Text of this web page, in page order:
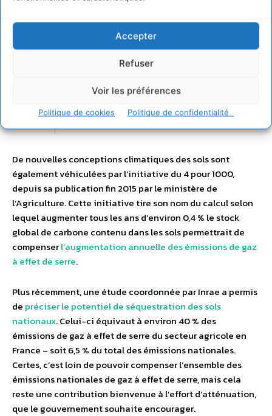
Accepter
Refuser
Voir les préférences
Politique de cookies Politique de confidentialité
De nouvelles conceptions climatiques des sols sont
également véhiculées par l’initiative du 4 pour 1000,
depuis sa publication fin 2015 par le ministère de
l’Agriculture. Cette initiative tire son nom du calcul selon
lequel augmenter tous les ans d’environ 0,4 % le stock
global de carbone contenu dans les sols permettrait de
compenserl’augmentation annuelle des émissions de gaz
à effet de serre.
Plus récemment, une étude coordonnée par Inrae a permis
de préciser le potentiel de séquestration des sols
nationaux. Celui-ci équivaut à environ 40 % des
émissions de gaz à effet de serre du secteur agricole en
France – soit 6,5 % du total des émissions nationales.
Certes, c’est loin de pouvoir compenser l’ensemble des
émissions nationales de gaz à effet de serre, mais cela
reste une contribution bienvenue à l’effort d’atténuation,
que le gouvernement souhaite encourager.